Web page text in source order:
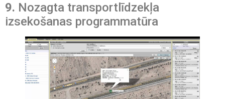
9. Nozagta transportlīdzekļa
izsekošanas programmatūra